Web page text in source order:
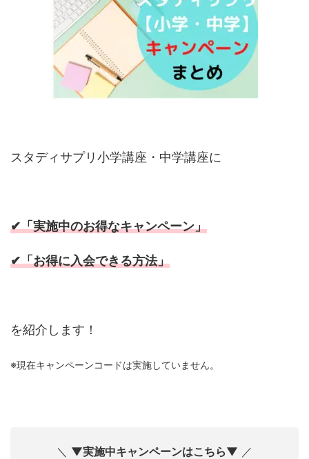
スタディサプリ小学講座・中学講座に
✔「実施中のお得なキャンペーン」
✔「お得に入会できる方法」
を紹介します！
※現在キャンペーンコードは実施していません。
＼ ▼実施中キャンペーンはこちら▼ ／